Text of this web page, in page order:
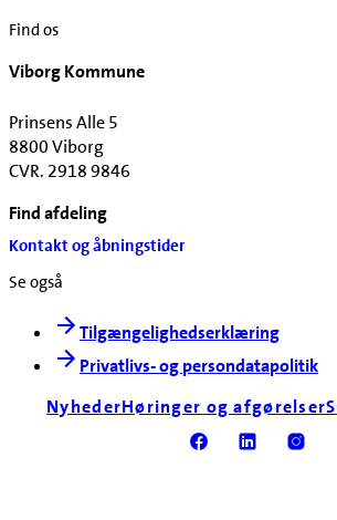
Find os
Viborg Kommune
Prinsens Alle 5
8800 Viborg
CVR. 2918 9846
Find afdeling
Kontakt og åbningstider
Se også
Tilgængelighedserklæring
Privatlivs- og persondatapolitik
NyhederHøringer og afgørelser